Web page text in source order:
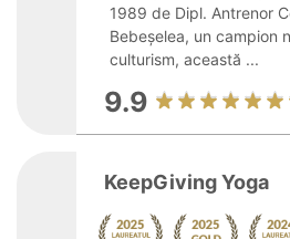
1989 de Dipl. Antrenor
Bebeșelea, un campion
culturism, această ...
9.9
KeepGiving Yoga